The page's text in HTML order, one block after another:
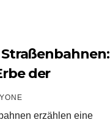
der
erzählen eine